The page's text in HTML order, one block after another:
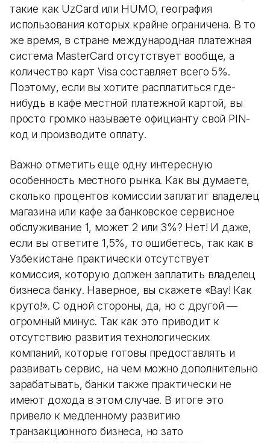
такие как UzCard или HUMO, география
использования которых крайне ограничена. В то
же время, в стране международная платежная
система MasterCard отсутствует вообще, а
количество карт Visa составляет всего 5%.
Поэтому, если вы хотите расплатиться где-
нибудь в кафе местной платежной картой, вы
просто громко называете официанту свой PIN-
код и производите оплату.
Важно отметить еще одну интересную
особенность местного рынка. Как вы думаете,
сколько процентов комиссии заплатит владелец
магазина или кафе за банковское сервисное
обслуживание 1, может 2 или 3%? Нет! И даже,
если вы ответите 1,5%, то ошибетесь, так как в
Узбекистане практически отсутствует
комиссия, которую должен заплатить владелец
бизнеса банку. Наверное, вы скажете «Вау! Как
круто!». С одной стороны, да, но с другой —
огромный минус. Так как это приводит к
отсутствию развития технологических
компаний, которые готовы предоставлять и
развивать сервис, на чем можно дополнительно
зарабатывать, банки также практически не
имеют дохода в этом случае. В итоге это
привело к медленному развитию
транзакционного бизнеса, но зато